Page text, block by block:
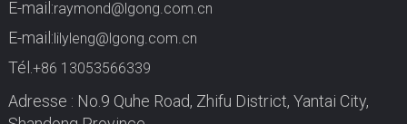
E-mail:raymond@lgong.com.cn
E-mail:lilyleng@lgong.com.cn
Tél. +86 13053566339
Adresse : No.9 Quhe Road, Zhifu District, Yantai City,